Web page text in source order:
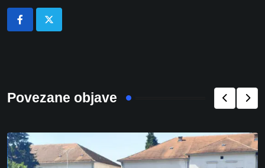
Povezane objave